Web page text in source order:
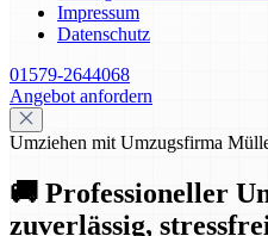
Impressum
Datenschutz
01579-2644068
Angebot anfordern
Umziehen mit Umzugsfirma
🚚 Professioneller
zuverlässig,